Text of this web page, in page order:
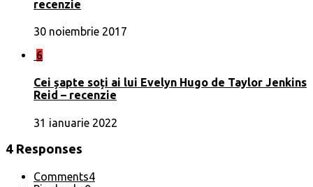
recenzie
30 noiembrie 2017
6
Cei șapte soți ai lui Evelyn Hugo de Taylor Jenkins
Reid – recenzie
31 ianuarie 2022
4 Responses
Comments4